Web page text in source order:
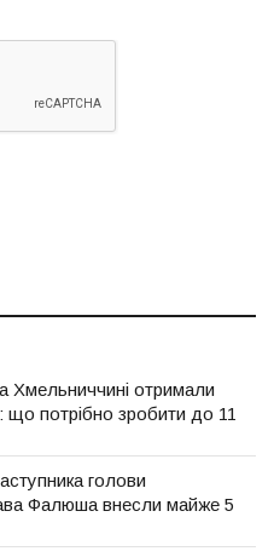
Хмельниччині отримали
що потрібно зробити до 11
голови
Фалюша внесли майже 5